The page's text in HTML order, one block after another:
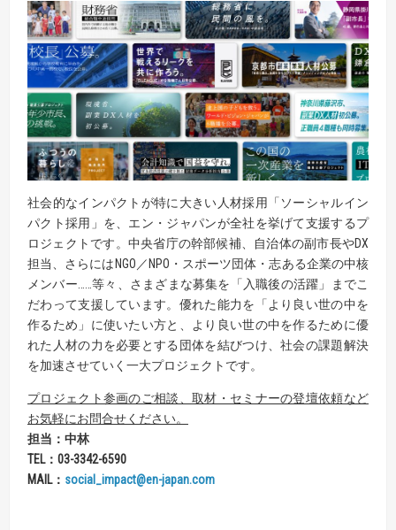
社会的なインパクトが特に大きい人材採用「ソーシャルイン
パクト採用」を、エン・ジャパンが全社を挙げて支援するプ
ロジェクトです。中央省庁の幹部候補、自治体の副市長やDX
担当、さらにはNGO／NPO・スポーツ団体・志ある企業の中核
メンバー……等々、さまざまな募集を「入職後の活躍」までこ
だわって支援しています。優れた能力を「より良い世の中を
作るため」に使いたい方と、より良い世の中を作るために優
れた人材の力を必要とする団体を結びつけ、社会の課題解決
を加速させていく一大プロジェクトです。
プロジェクト参画のご相談、取材・セミナーの登壇依頼など
お気軽にお問合せください。
担当：中林
TEL： 03-3342-6590
MAIL： social_impact@en-japan.com